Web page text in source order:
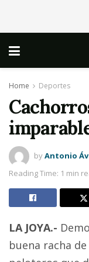
Home Deportes
byAntonio
Reading Time: 1 min
LA JOYA.-
buena racha